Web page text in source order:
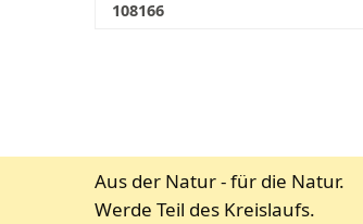
108166
Aus der Natur - für die Natur.
Werde Teil des Kreislaufs.